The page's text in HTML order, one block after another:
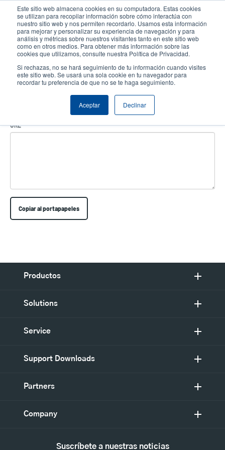
Este sitio web almacena cookies en su computadora. Estas cookies
se utilizan para recopilar información sobre cómo interactúa con
nuestro sitio web y nos permiten recordarlo. Usamos esta información
para mejorar y personalizar su experiencia de navegación y para
análisis y métricas sobre nuestros visitantes tanto en este sitio web
como en otros medios. Para obtener más información sobre las
cookies que utilizamos, consulte nuestra Política de Privacidad.
Si rechazas, no se hará seguimiento de tu información cuando visites
este sitio web. Se usará una sola cookie en tu navegador para
recordar tu preferencia de que no se te haga seguimiento.
Aceptar Declinar
contenido
principal
User
account
menu
User
Header
Selector de productos Soporte Técnico
Share Search
URL
Copiar al portapapeles
Productos
Solutions
Service
Support Downloads
Partners
Company
Suscríbete a nuestras noticias